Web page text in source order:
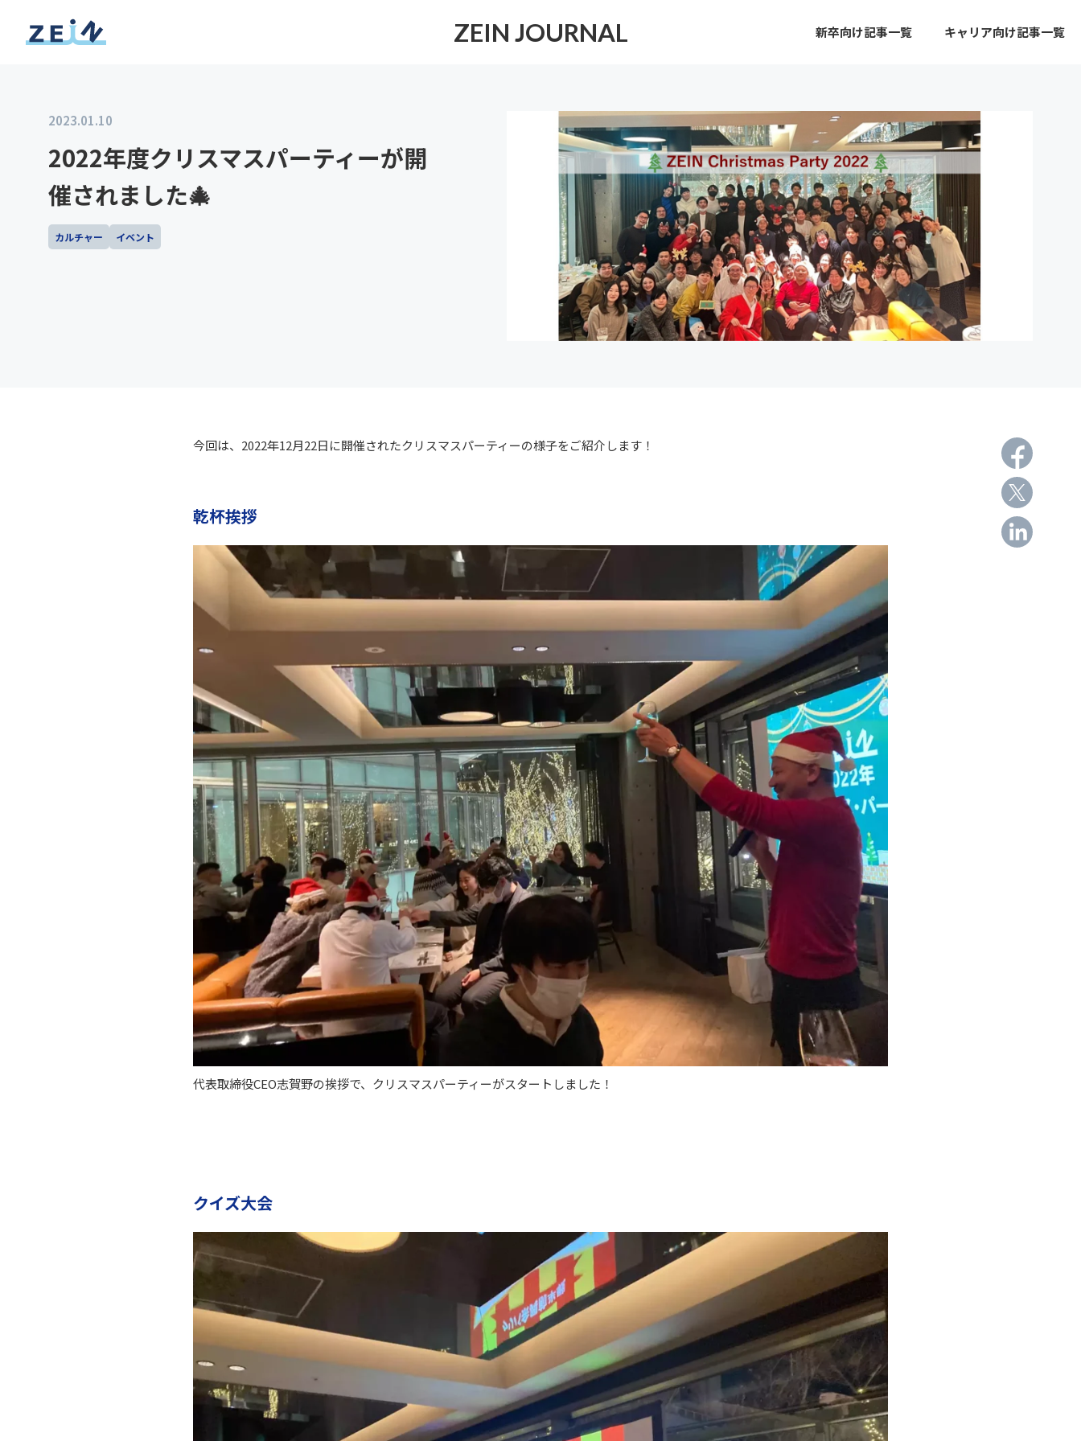
ZEIN JOURNAL 新卒向け記事一覧 キャリア向け記事一覧
2023.01.10
2022年度クリスマスパーティーが開
催されました🎄
カルチャー イベント
今回は、2022年12月22日に開催されたクリスマスパーティーの様子をご紹介します！
乾杯挨拶
代表取締役CEO志賀野の挨拶で、クリスマスパーティーがスタートしました！
クイズ大会